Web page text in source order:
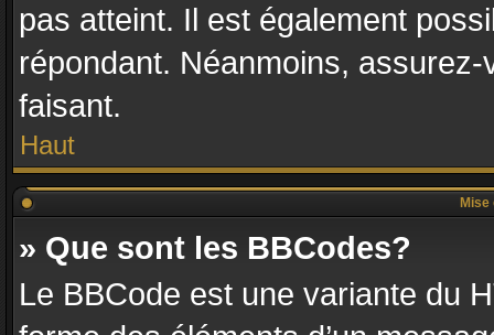
pas atteint. Il est également
répondant. Néanmoins,
faisant.
Haut
» Que sont les BBCodes?
Le BBCode est une variante du